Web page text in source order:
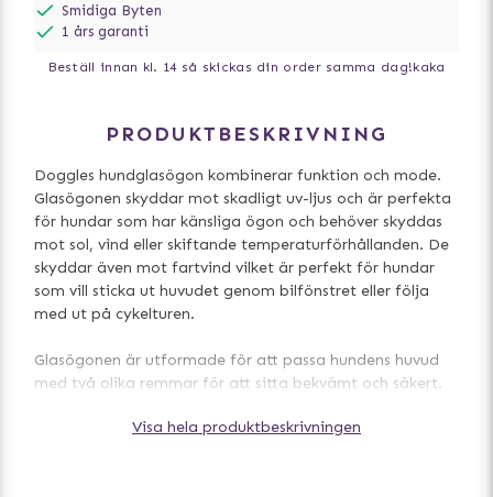
Smidiga Byten
1 års garanti
Beställ innan kl. 14 så skickas din order samma dag!kaka
PRODUKTBESKRIVNING
Doggles hundglasögon kombinerar funktion och mode.
Glasögonen skyddar mot skadligt uv-ljus och är perfekta
för hundar som har känsliga ögon och behöver skyddas
mot sol, vind eller skiftande temperaturförhållanden. De
skyddar även mot fartvind vilket är perfekt för hundar
som vill sticka ut huvudet genom bilfönstret eller följa
med ut på cykelturen.
Glasögonen är utformade för att passa hundens huvud
med två olika remmar för att sitta bekvämt och säkert.
Modellen ILS (Interchangeable Lens System) har
Visa hela produktbeskrivningen